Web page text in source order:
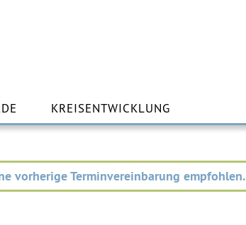
KREISENTWICKLUNG
vorherige Terminvereinbarung empfohlen.